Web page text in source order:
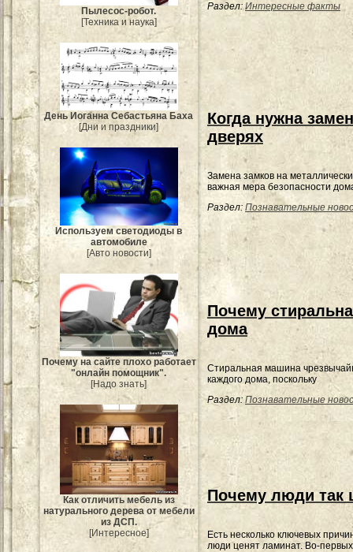
Пылесос-робот.
[Техника и наука]
День Иоганна Себастьяна Баха
[Дни и праздники]
Используем светодиоды в
автомобиле
[Авто новости]
Почему на сайте плохо работает
"онлайн помощник".
[Надо знать]
Как отличить мебель из
натурального дерева от мебели
из ДСП.
[Интересное]
Раздел: Интересные факты
Когда нужна
дверях
Замена замков на
важная мера безопасности
Раздел: Познавательные
Почему
дома
Стиральная машина
каждого дома, поскольку
Раздел: Познавательные
Почему люди так
Есть несколько ключевых
люди ценят ламинат. Во-